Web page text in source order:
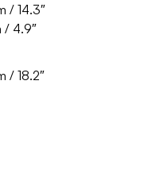
/ 14.3″
/ 4.9″
/ 18.2″